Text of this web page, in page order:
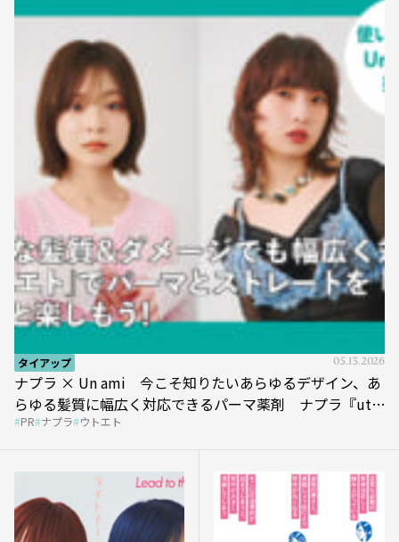
タイアップ 05.13.2026
ナプラ × Un ami 今こそ知りたいあらゆるデザイン、あ
らゆる髪質に幅広く対応できるパーマ薬剤 ナプラ『ut-
et』
PR ナプラ ウトエト